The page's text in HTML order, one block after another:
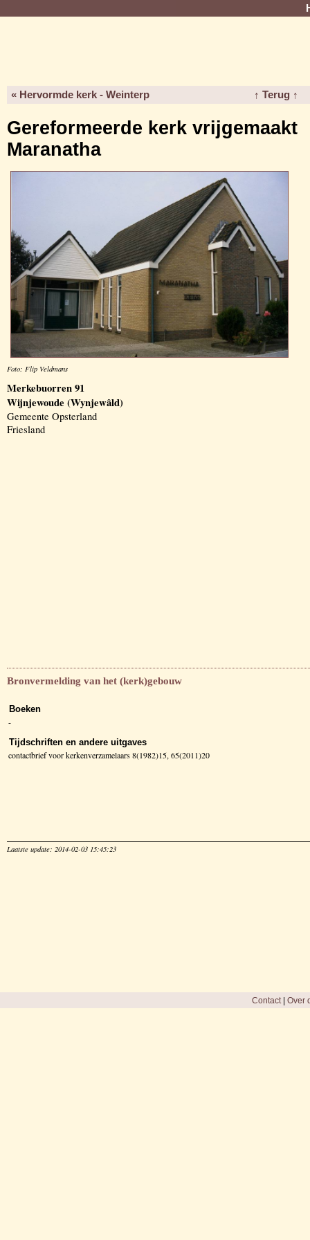
« Hervormde kerk - Weinterp ↑ Terug ↑
Gereformeerde kerk vrijgemaakt
Maranatha
Foto: Flip Veldmans
Merkebuorren 91
Wijnjewoude (Wynjewâld)
Gemeente Opsterland
Friesland
Bronvermelding van het (kerk)gebouw
Boeken
-
Tijdschriften en andere uitgaves
contactbrief voor kerkenverzamelaars 8(1982)15, 65(2011)20
Laatste update: 2014-02-03 15:45:23
Contact| Over